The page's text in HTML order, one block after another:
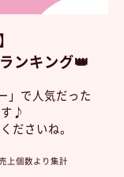
ンキング👑
」で人気だった
♪
ださいね。
個数より集計